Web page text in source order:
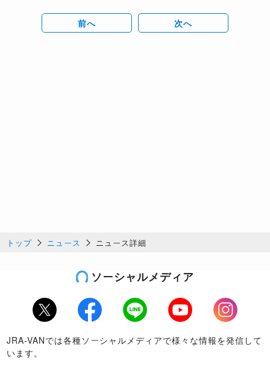
前へ 次へ
トップ ニュース ニュース詳細
ソーシャルメディア
Twitter Facebook LINE Youtube
Instagram
JRA-VANでは各種ソーシャルメディアで様々な情報を発信して
います。